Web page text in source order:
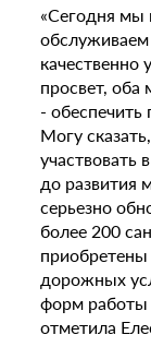
«Сегодня мы
просвет,
-
Могу
участвовать
до развития
серьезно
более 200
дорожных
форм работы
отметила